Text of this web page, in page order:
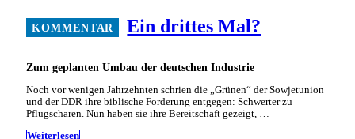
Zum geplanten Umbau der deutschen Industrie
Ein drittes Mal?
Noch vor wenigen Jahrzehnten schrien die „Grünen“ der So­wjet­union
und der DDR ihre biblische Forderung entgegen: Schwerter zu
Pflugscharen. Nun haben sie ihre Bereitschaft gezeigt, …
Weiterlesen